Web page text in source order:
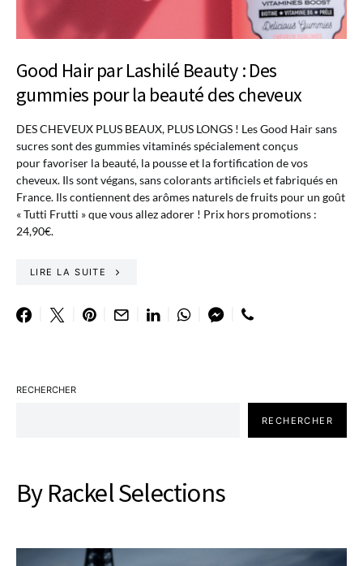
Good Hair par Lashilé Beauty : Des
gummies pour la beauté des cheveux
DES CHEVEUX PLUS BEAUX, PLUS LONGS ! Les Good Hair sans
sucres sont des gummies vitaminés spécialement conçus
pour favoriser la beauté, la pousse et la fortification de vos
cheveux. Ils sont végans, sans colorants artificiels et fabriqués en
France. Ils contiennent des arômes naturels de fruits pour un goût
« Tutti Frutti » que vous allez adorer ! Prix hors promotions :
24,90€.
LIRE LA SUITE
RECHERCHER
RECHERCHER
By Rackel Selections